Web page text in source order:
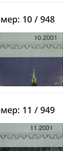
10 / 948
11 / 949